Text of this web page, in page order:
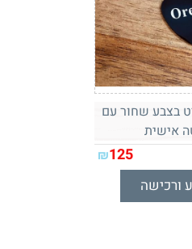
בצבע שחור עם
אישית
₪125
ורכישה